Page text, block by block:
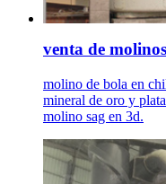
venta de
molino de bola en
mineral de oro y
molino sag en 3d.